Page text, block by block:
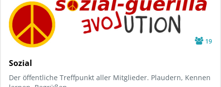
19
Sozial
Der öffentliche Treffpunkt aller Mitglieder. Plaudern, Kennen